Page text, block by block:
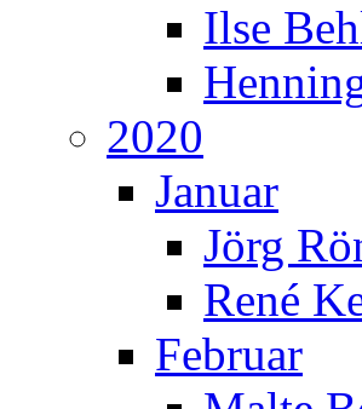
Ilse
2020
Januar
Jörg
René
Februar